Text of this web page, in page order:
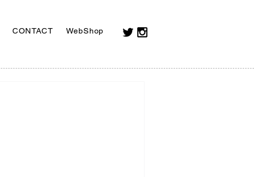
CONTACT WebShop